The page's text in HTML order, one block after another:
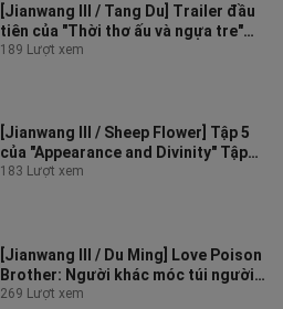
[Jianwang III / Tang Du] Trailer đầu
tiên của "Thời thơ ấu và ngựa tre"
của Xiaofu Ni
189 Lượt xem
[Jianwang III / Sheep Flower] Tập 5
của "Appearance and Divinity" Tập
này có rất ít cừu
183 Lượt xem
[Jianwang III / Du Ming] Love Poison
Brother: Người khác móc túi người
cũ và tấn công tôi vì vợ tôi!
269 Lượt xem